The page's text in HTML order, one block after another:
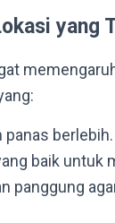
yang
panas berlebih.
baik untuk
panggung